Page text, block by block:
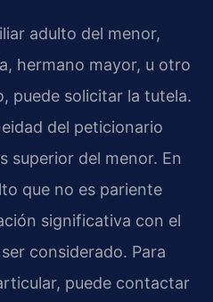
adulto del menor,
hermano mayor, u otro
puede solicitar la tutela.
del peticionario
superior del menor. En
que no es pariente
significativa con el
considerado. Para
puede contactar